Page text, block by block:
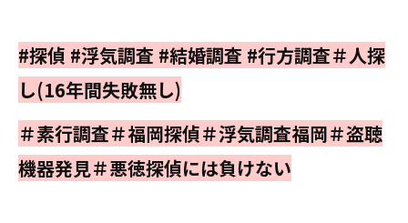
#探偵 #浮気調査 #結婚調査 #行方調査＃人探
し(16年間失敗無し)
＃素行調査＃福岡探偵＃浮気調査福岡＃盗聴
機器発見＃悪徳探偵には負けない